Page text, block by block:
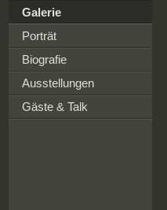
Galerie
Porträt
Biografie
Ausstellungen
Gäste & Talk